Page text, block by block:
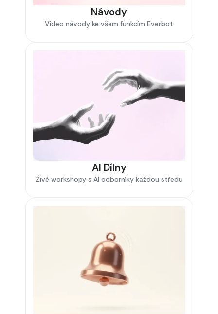
Návody
Video návody ke všem funkcím Everbot
AI Dílny
Živé workshopy s AI odborníky každou středu